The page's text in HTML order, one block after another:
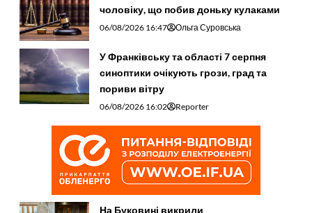
чоловіку, що побив доньку кулаками
06/08/2026 16:47 Ольга Суровська
У Франківську та області 7 серпня
синоптики очікують грози, град та
пориви вітру
06/08/2026 16:02 Reporter
На Буковині викрили